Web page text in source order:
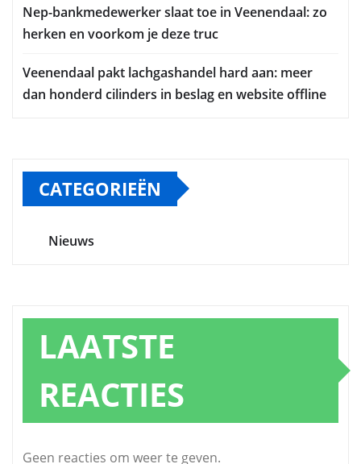
Nep-bankmedewerker slaat toe in Veenendaal: zo
herken en voorkom je deze truc
Veenendaal pakt lachgashandel hard aan: meer
dan honderd cilinders in beslag en website offline
CATEGORIEËN
Nieuws
LAATSTE
REACTIES
Geen reacties om weer te geven.